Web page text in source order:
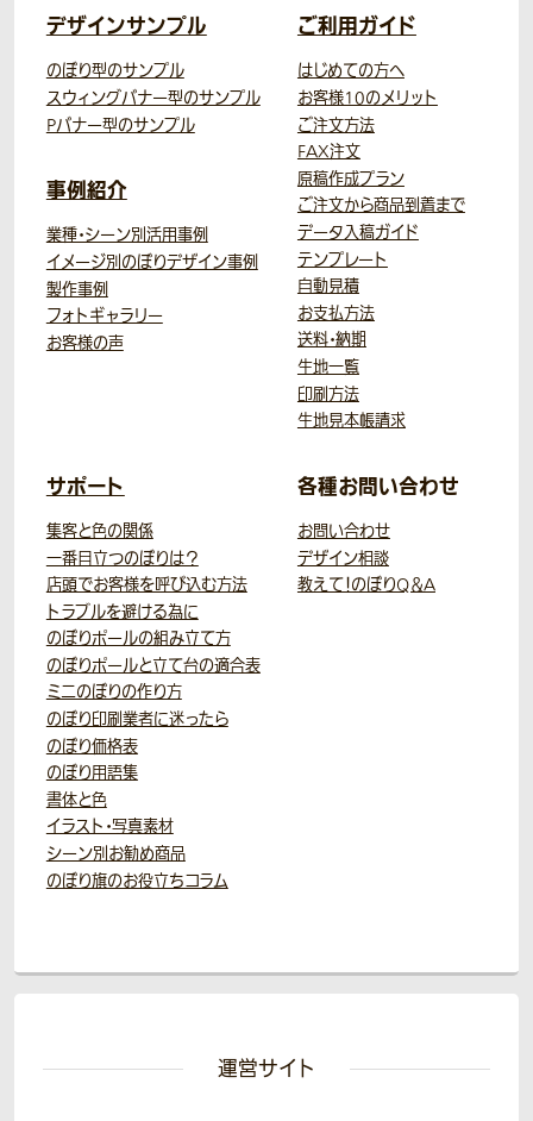
デザインサンプル
のぼり型のサンプル
スウィングバナー型のサンプル
Pバナー型のサンプル
事例紹介
業種・シーン別活用事例
イメージ別のぼりデザイン事例
製作事例
フォトギャラリー
お客様の声
ご利用ガイド
はじめての方へ
お客様10のメリット
ご注文方法
FAX注文
原稿作成プラン
ご注文から商品到着まで
データ入稿ガイド
テンプレート
自動見積
お支払方法
送料・納期
生地一覧
印刷方法
生地見本帳請求
サポート
集客と色の関係
一番目立つのぼりは？
店頭でお客様を呼び込む方法
トラブルを避ける為に
のぼりポールの組み立て方
のぼりポールと立て台の適合表
ミニのぼりの作り方
のぼり印刷業者に迷ったら
のぼり価格表
のぼり用語集
書体と色
イラスト・写真素材
シーン別お勧め商品
のぼり旗のお役立ちコラム
各種お問い合わせ
お問い合わせ
デザイン相談
教えて！のぼりQ＆A
運営サイト